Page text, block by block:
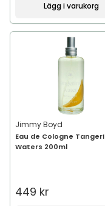
Lägg i varukorg
Jimmy Boyd
Eau de Cologne
Waters 200ml
449 kr